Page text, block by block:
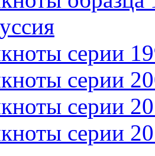
серии
серии
серии
серии